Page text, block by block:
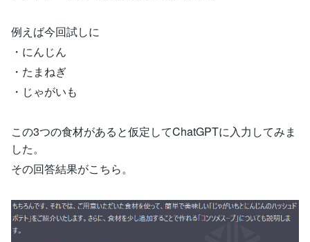
例えば今回試しに
・にんじん
・たまねぎ
・じゃがいも
この3つの食材があると仮定してChatGPTに入力してみま
した。
その回答結果がこちら。